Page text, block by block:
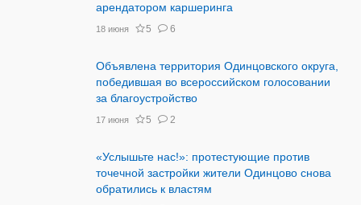
арендатором каршеринга
18 июня 5 6
Объявлена территория Одинцовского округа,
победившая во всероссийском голосовании
за благоустройство
17 июня 5 2
«Услышьте нас!»: протестующие против
точечной застройки жители Одинцово снова
обратились к властям